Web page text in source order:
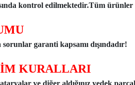
kontrol edilmektedir.Tüm
garanti kapsamı dışındadır!
KURALLARI
ve diğer aldığınız yedek